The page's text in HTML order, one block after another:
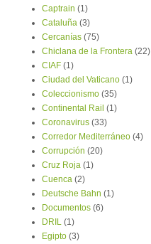
Captrain (1)
Cataluña (3)
Cercanías (75)
Chiclana de la Frontera (22)
CIAF (1)
Ciudad del Vaticano (1)
Coleccionismo (35)
Continental Rail (1)
Coronavirus (33)
Corredor Mediterráneo (4)
Corrupción (20)
Cruz Roja (1)
Cuenca (2)
Deutsche Bahn (1)
Documentos (6)
DRIL (1)
Egipto (3)